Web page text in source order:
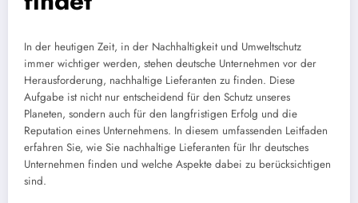
In der heutigen Zeit, in der Nachhaltigkeit und Umweltschutz
immer wichtiger werden, stehen deutsche Unternehmen vor der
Herausforderung, nachhaltige Lieferanten zu finden. Diese
Aufgabe ist nicht nur entscheidend für den Schutz unseres
Planeten, sondern auch für den langfristigen Erfolg und die
Reputation eines Unternehmens. In diesem umfassenden Leitfaden
erfahren Sie, wie Sie nachhaltige Lieferanten für Ihr deutsches
Unternehmen finden und welche Aspekte dabei zu berücksichtigen
sind.